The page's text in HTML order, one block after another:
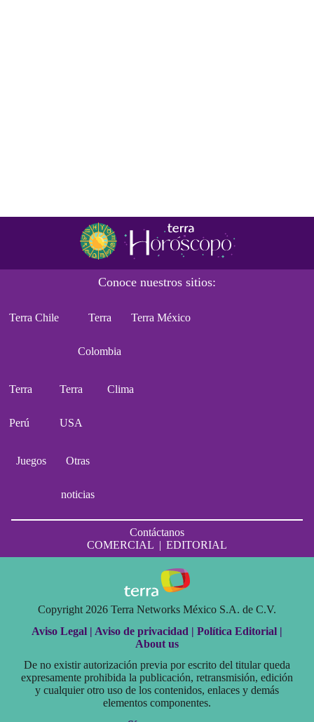
Conoce nuestros sitios:
Terra Chile Terra
Colombia
Terra México
Terra
Perú
Terra
USA
Clima
Juegos Otras
noticias
Contáctanos
COMERCIAL | EDITORIAL
Copyright 2026 Terra Networks México S.A. de C.V.
Aviso Legal | Aviso de privacidad | Política Editorial |
About us
De no existir autorización previa por escrito del titular queda
expresamente prohibida la publicación, retransmisión, edición
y cualquier otro uso de los contenidos, enlaces y demás
elementos componentes.